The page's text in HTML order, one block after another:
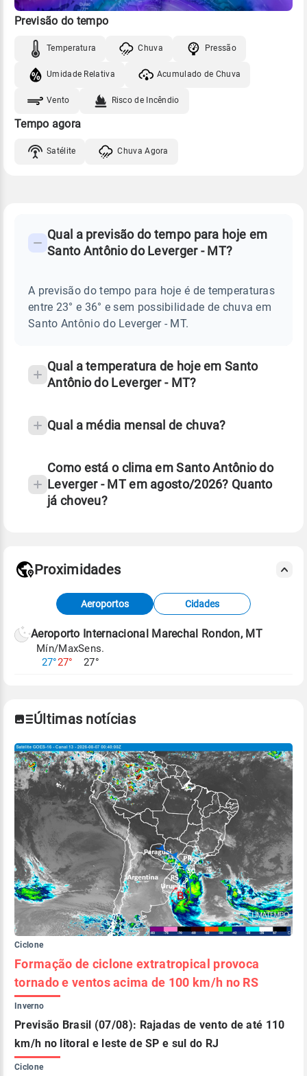
Previsão do tempo
Temperatura Chuva Pressão
Umidade Relativa Acumulado de Chuva
Vento Risco de Incêndio
Tempo agora
Satélite Chuva Agora
TEMPO
ANTÔNIO
LEVERGER
Perguntas
sobre
chuva
Qual a previsão do tempo para hoje em
Santo Antônio do Leverger - MT?
A previsão do tempo para hoje é de temperaturas
entre 23° e 36° e sem possibilidade de chuva em
Santo Antônio do Leverger - MT.
Qual a temperatura de hoje em Santo
Antônio do Leverger - MT?
Qual a média mensal de chuva?
Como está o clima em Santo Antônio do
Leverger - MT em agosto/2026? Quanto
já choveu?
Fonte: dados combinados de estações
meteorológicas e satélite do Centro de Previsão
de Tempo e Estudos Climáticos (CPTEC).
Para obter mais informações sobre os dados
Proximidades
Aeroportos Cidades
Aeroporto Internacional Marechal Rondon, MT
Mín/Max
27°27°
Sens.
27°
Últimas notícias
Ciclone
Formação de ciclone extratropical provoca
tornado e ventos acima de 100 km/h no RS
Inverno
Previsão Brasil (07/08): Rajadas de vento de até 110
km/h no litoral e leste de SP e sul do RJ
Ciclone